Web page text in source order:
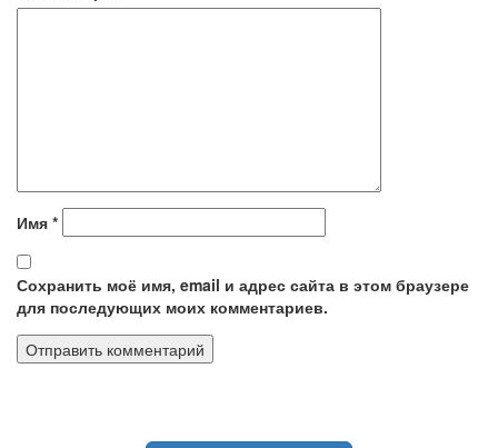
Имя *
Сохранить моё имя, email и адрес сайта в этом браузере
для последующих моих комментариев.